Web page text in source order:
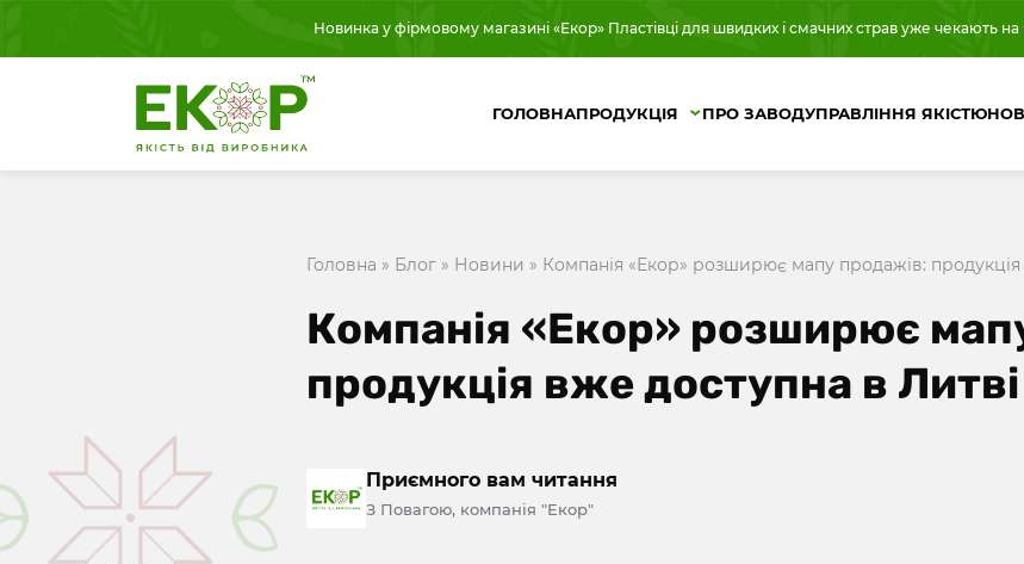
Новинка у фірмовому магазині «Екор» Пластівці для швидких і смачних страв уже чекають на
ГОЛОВНАПРОДУКЦІЯ ПРО ЗАВОДУПРАВЛІННЯ ЯКІСТЮ
Головна » Блог» Новини » Компанія «Екор» розширює мапу продажів: продукція
Компанія «Екор» розширює
продукція вже доступна в Литві
Приємного вам читання
З Повагою, компанія "Екор"